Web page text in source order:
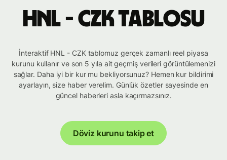
HNL - CZK tablosu
İnteraktif HNL - CZK tablomuz gerçek zamanlı reel piyasa
kurunu kullanır ve son 5 yıla ait geçmiş verileri görüntülemenizi
sağlar. Daha iyi bir kur mu bekliyorsunuz? Hemen kur bildirimi
ayarlayın, size haber verelim. Günlük özetler sayesinde en
güncel haberleri asla kaçırmazsınız.
Döviz kurunu takip et